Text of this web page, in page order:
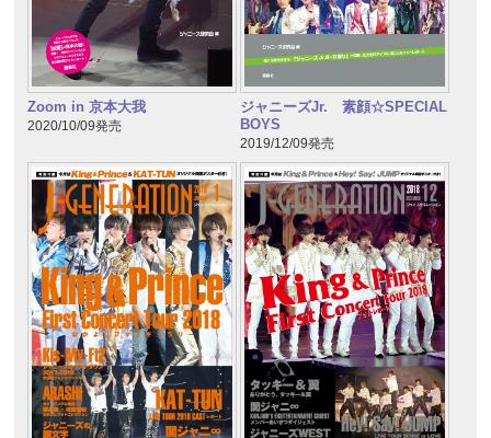
Zoom in 京本大我
2020/10/09発売
ジャニーズJr. 素顔☆SPECIAL
BOYS
2019/12/09発売